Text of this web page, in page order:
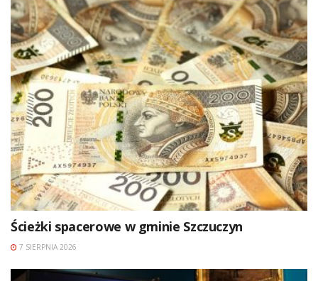
Ścieżki spacerowe w gminie Szczuczyn
7 SIERPNIA 2026